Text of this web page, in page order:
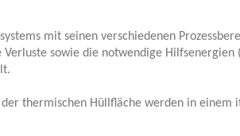
mit seinen verschiedenen
Verluste sowie die notwendige
thermischen Hüllfläche werden in einem